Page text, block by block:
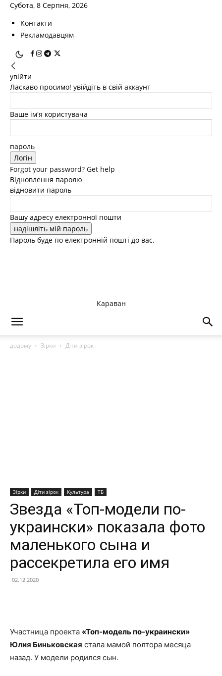
Субота, 8 Серпня, 2026
Контакти
Рекламодавцям
увійти
Ласкаво просимо! увійдіть в свій аккаунт
Ваше ім'я користувача
пароль
Forgot your password? Get help
Відновлення паролю
відновити пароль
Вашу адресу електронної пошти
Пароль буде по електронній пошті до вас.
Караван
додому Зірки Діти зірок
Зірки Діти зірок Культура ТБ
Звезда «Топ-модели по-
украински» показала фото
маленького сына и
рассекретила его имя
02.12.2020
Участница проекта «Топ-модель по-украински»
Юлия Биньковская стала мамой полтора месяца
назад. У модели родился сын.